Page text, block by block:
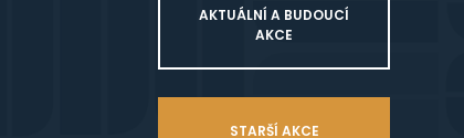
AKTUÁLNÍ A BUDOUCÍ
AKCE
STARŠÍ AKCE